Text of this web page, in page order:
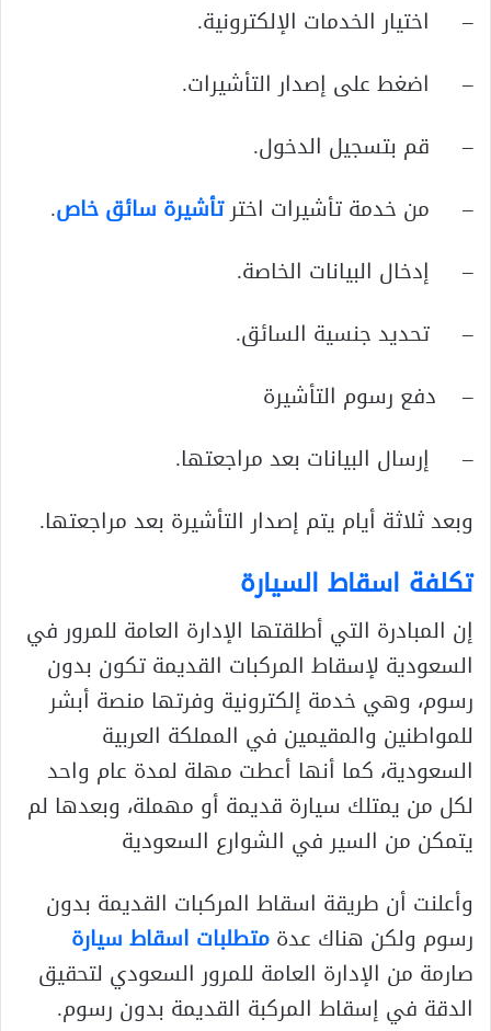
– اختيار الخدمات الإلكترونية.
– اضغط على إصدار التأشيرات.
– قم بتسجيل الدخول.
– من خدمة تأشيرات اخترتأشيرة سائق خاص.
– إدخال البيانات الخاصة.
– تحديد جنسية السائق.
– دفع رسوم التأشيرة
– إرسال البيانات بعد مراجعتها.
وبعد ثلاثة أيام يتم إصدار التأشيرة بعد مراجعتها.
تكلفة اسقاط السيارة
إن المبادرة التي أطلقتها الإدارة العامة للمرور في
السعودية لإسقاط المركبات القديمة تكون بدون
رسوم، وهي خدمة إلكترونية وفرتها منصة أبشر
للمواطنين والمقيمين في المملكة العربية
السعودية، كما أنها أعطت مهلة لمدة عام واحد
لكل من يمتلك سيارة قديمة أو مهملة، وبعدها لم
يتمكن من السير في الشوارع السعودية
وأعلنت أن طريقة اسقاط المركبات القديمة بدون
رسوم ولكن هناك عدةمتطلبات اسقاط سيارة
صارمة من الإدارة العامة للمرور السعودي لتحقيق
الدقة في إسقاط المركبة القديمة بدون رسوم.